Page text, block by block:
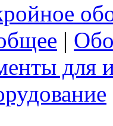
|
для